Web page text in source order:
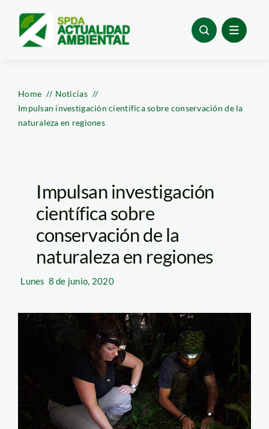
content
Home
Noticias
Impulsan investigación científica sobre conservación de la
naturaleza en regiones
Impulsan investigación
científica sobre
conservación de la
naturaleza en regiones
Lunes 8 de junio, 2020